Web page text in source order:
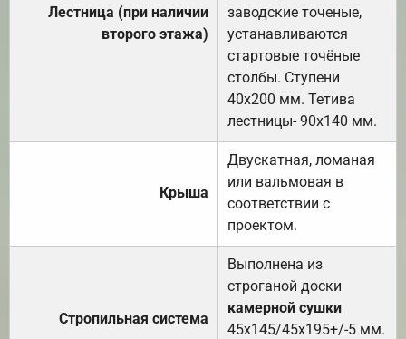
Лестница (при наличии
второго этажа)
заводские точеные,
устанавливаются
стартовые точёные
столбы. Ступени
40х200 мм. Тетива
лестницы- 90х140 мм.
Крыша
Двускатная, ломаная
или вальмовая в
соответствии с
проектом.
Стропильная система
Выполнена из
строганой доски
камерной сушки
45х145/45х195+/-5 мм.